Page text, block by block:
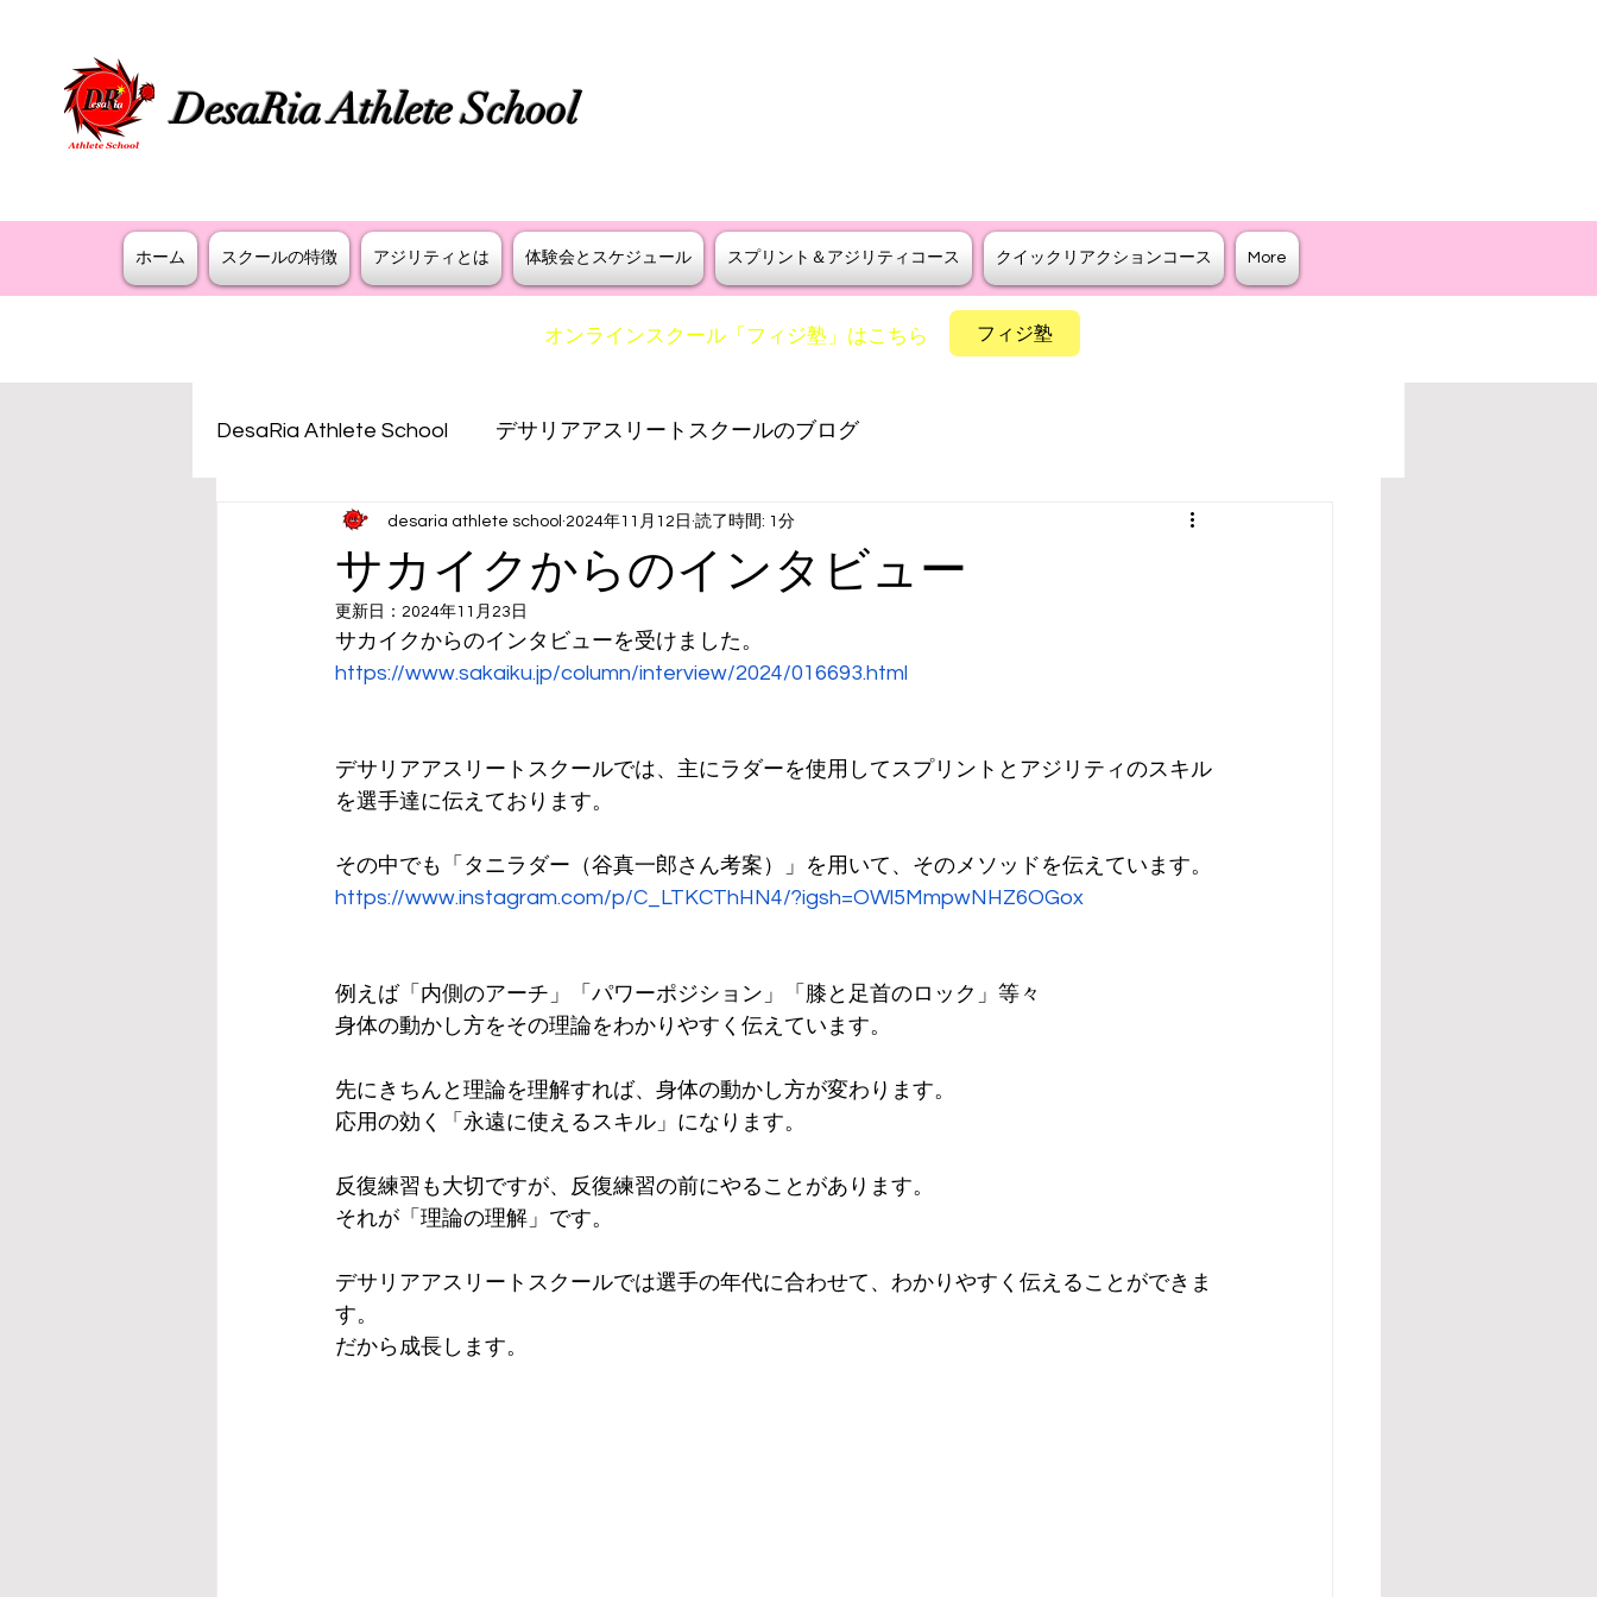
DesaRia Athlete School
ホーム スクールの特徴 アジリティとは 体験会とスケジュール スプリント＆アジリティコース クイックリアクションコース More
​オンラインスクール「フィジ塾」はこちら フィジ塾
DesaRia Athlete School デサリアアスリートスクールのブログ
サカイクからのインタビュー
desaria athlete school 2024年11月12日 読了時間: 1分
更新日： 2024年11月23日
サカイクからのインタビューを受けました。
https://www.sakaiku.jp/column/interview/2024/016693.html
デサリアアスリートスクールでは、主にラダーを使用してスプリントとアジリティのスキル
を選手達に伝えております。
その中でも「タニラダー（谷真一郎さん考案）」を用いて、そのメソッドを伝えています。
https://www.instagram.com/p/C_LTKCThHN4/?igsh=OWl5MmpwNHZ6OGox
例えば「内側のアーチ」「パワーポジション」「膝と足首のロック」等々
身体の動かし方をその理論をわかりやすく伝えています。
先にきちんと理論を理解すれば、身体の動かし方が変わります。
応用の効く「永遠に使えるスキル」になります。
反復練習も大切ですが、反復練習の前にやることがあります。
それが「理論の理解」です。
デサリアアスリートスクールでは選手の年代に合わせて、わかりやすく伝えることができま
す。
だから成長します。